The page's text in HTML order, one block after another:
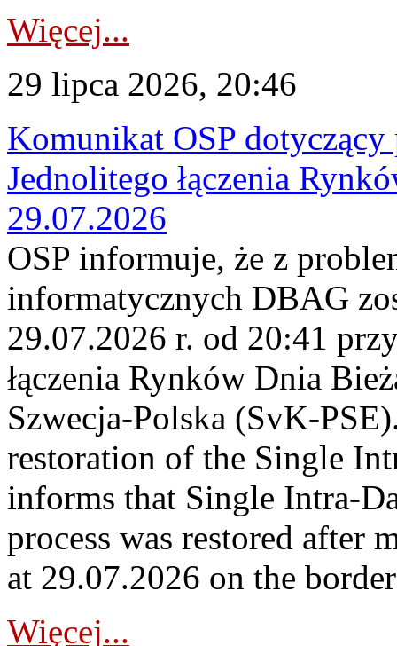
Więcej...
29 lipca 2026, 20:46
Komunikat OSP
Jednolitego łączenia
29.07.2026
OSP informuje, że z
informatycznych DBAG
29.07.2026 r. od 20:41
łączenia Rynków Dnia
Szwecja-Polska (SvK-
restoration of the Single
informs that Single Intra-
process was restored after
at 29.07.2026 on the
Więcej...